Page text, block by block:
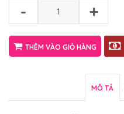
- +
THÊM VÀO GIỎ HÀNG
MÔ TẢ